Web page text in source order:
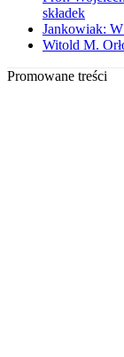
składek
Jankowiak:
Witold M.
Promowane treści